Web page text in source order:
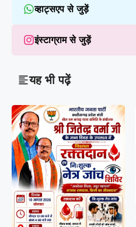
व्हाट्सएप से जुड़ें
इंस्टाग्राम से जुड़ें
यह भी पढ़ें